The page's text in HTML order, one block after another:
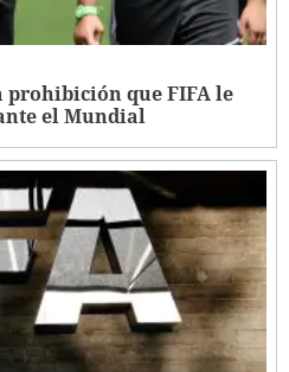
que FIFA le
el Mundial